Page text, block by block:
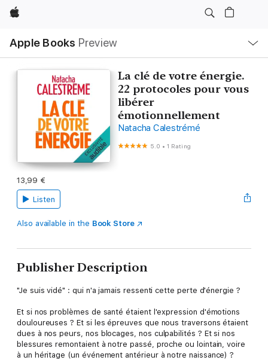
Apple
Apple Books Preview
Nav
Open
Menu
La clé de votre énergie.
22 protocoles pour vous
libérer
émotionnellement
Natacha Calestrémé
5.0 •1 Rating
13,99 €
Listen
Also available in the Book Store
Publisher Description
"Je suis vidé" : qui n'a jamais ressenti cette perte d'énergie ?
Et si nos problèmes de santé étaient l'expression d'émotions
douloureuses ? Et si les épreuves que nous traversons étaient
dues à nos peurs, nos blocages, nos culpabilités ? Et si nos
blessures remontaient à notre passé, proche ou lointain, voire
à un héritage (un événement antérieur à notre naissance) ?